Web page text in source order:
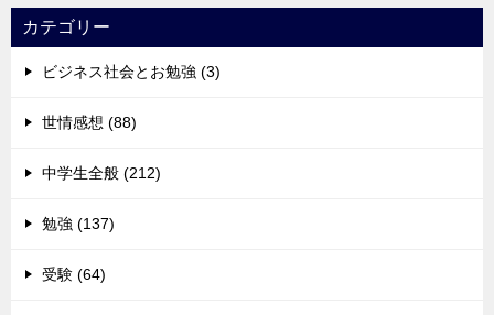
カテゴリー
ビジネス社会とお勉強 (3)
世情感想 (88)
中学生全般 (212)
勉強 (137)
受験 (64)